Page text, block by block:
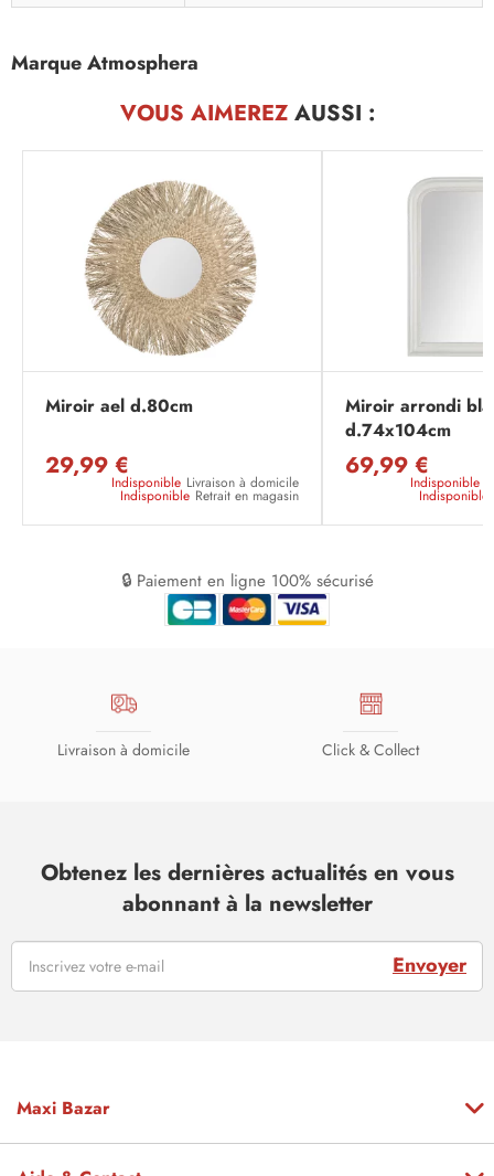
Marque Atmosphera
VOUS AIMEREZAUSSI :
Miroir ael d.80cm
29,99 €
Indisponible Livraison à domicile
Indisponible Retrait en magasin
Miroir arrondi
d.74x104cm
69,99 €
Indisponible
Indisponible
🔒 Paiement en ligne 100% sécurisé
Livraison à domicile Click & Collect
Obtenez les dernières actualités en vous
abonnant à la newsletter
Envoyer
Maxi Bazar